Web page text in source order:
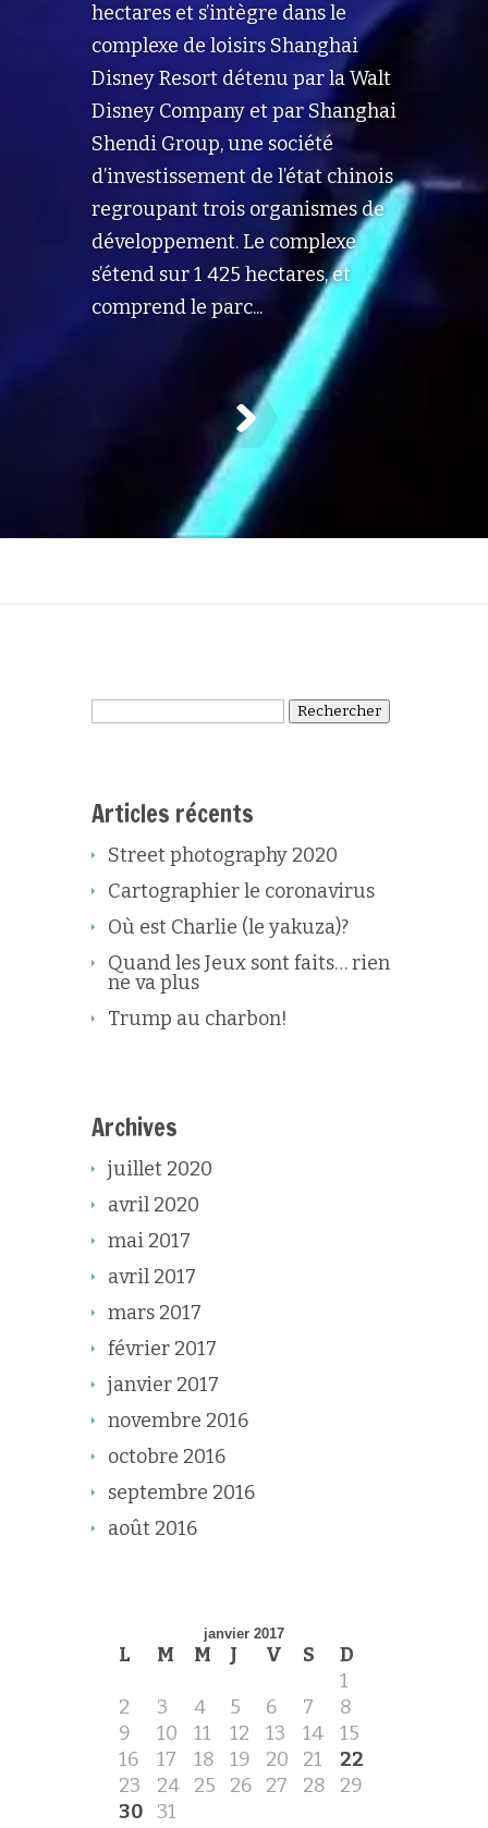
hectares et s’intègre dans le
complexe de loisirs Shanghai
Disney Resort détenu par la Walt
Disney Company et par Shanghai
Shendi Group, une société
d’investissement de l’état chinois
regroupant trois organismes de
développement. Le complexe
s’étend sur 1 425 hectares, et
comprend le parc...
Rechercher :
Articles récents
Street photography 2020
Cartographier le coronavirus
Où est Charlie (le yakuza)?
Quand les Jeux sont faits… rien
ne va plus
Trump au charbon!
Archives
juillet 2020
avril 2020
mai 2017
avril 2017
mars 2017
février 2017
janvier 2017
novembre 2016
octobre 2016
septembre 2016
août 2016
janvier 2017
L M M J V S
D
1
2
3 4 5 6 7
8
9
10 11 12 13 14
15
16
17 18 19 20 21
22
23
24 25 26 27 28
29
30
31